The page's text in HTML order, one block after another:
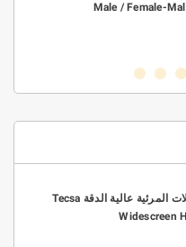
Male / Female-
كاميرا تيكسا للإتصالات المرئية عالية الدقة Tecsa
Widescreen